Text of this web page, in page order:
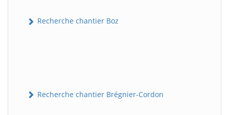
Recherche chantier Boz
Recherche chantier Brégnier-Cordon